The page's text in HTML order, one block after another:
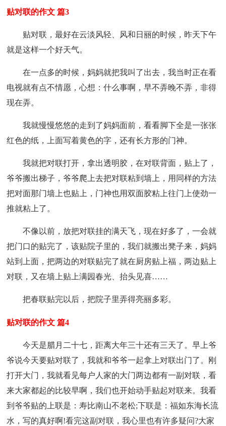
贴对联的作文 篇3
贴对联，最好在云淡风轻、风和日丽的时候，昨天下午
就是这样一个好天气。
在一点多的时候，妈妈就把我叫了出去，我当时正在看
电视就有点不情愿，心想：什么事啊，早不弄晚不弄，非得
现在弄。
我就慢慢悠悠的走到了妈妈面前，看看脚下全是一张张
红色的纸，上面写着黄色的字，还有长方形的门神。
我就把对联打开，拿出透明胶，在对联背面，贴上了，
爷爷搬出梯子，爷爷爬上去把对联粘到墙上，用同样的方法
把对面那门墙上也贴上，门神也用双面胶粘上往门上使劲一
推就粘上了。
不像以前，放把对联挂的满天飞，现在好多了，一会就
把门口的贴完了，该贴院子里的，我们就搬出凳子来，妈妈
站到上面，把两边的对联贴完了就在厨房贴上福，两边贴上
对联，又在墙上贴上满园春光、抬头见喜……
把春联贴完以后，把院子里弄得亮丽多彩。
贴对联的作文 篇4
今天是腊月二十七，距离大年三十还有三天了。早上爷
爷说今天要贴对联了，我就和爷爷一起拿上对联出门了。刚
打开大门，我就看见每户人家的大门两边都有一副对联，看
来大家都起的比较早啊，我们也开始动手贴起对联来。我看
到爷爷贴的上联是：寿比南山不老松;下联是：福如东海长流
水，写的真好啊!看完这副对联，我心里也有许多疑问?大家